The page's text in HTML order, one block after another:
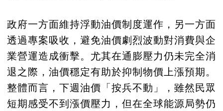
政府一方面維持浮動油價制度運作，另一方面
透過專案吸收，避免油價劇烈波動對消費與企
業營運造成衝擊。尤其在通膨壓力仍未完全消
退之際，油價穩定有助於抑制物價上漲預期。
整體而言，下週油價「按兵不動」，雖然民眾
短期感受不到漲價壓力，但在全球能源局勢仍